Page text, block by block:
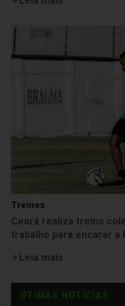
Treinos
Ceará realiza treino
trabalho para encarar a
Leia mais
ÚTIMAS NOTÍCIAS